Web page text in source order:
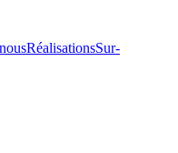
RéalisationsSur-